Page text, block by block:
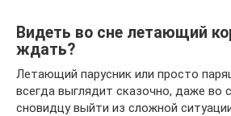
Видеть во сне летающий
ждать?
Летающий парусник или просто
всегда выглядит сказочно, даже во
сновидцу выйти из сложной